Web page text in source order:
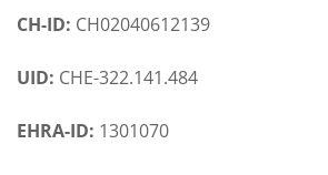
CH-ID: CH02040612139
UID: CHE-322.141.484
EHRA-ID: 1301070